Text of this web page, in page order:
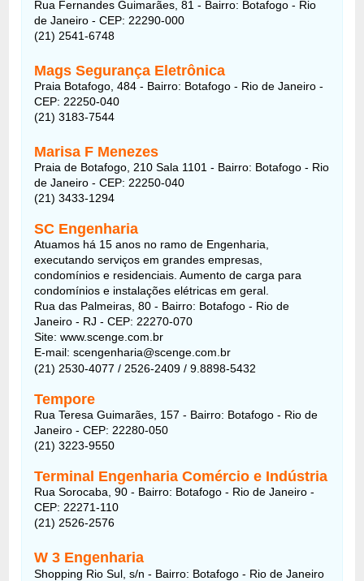
Rua Fernandes Guimarães, 81 - Bairro: Botafogo - Rio
de Janeiro - CEP: 22290-000
(21) 2541-6748
Mags Segurança Eletrônica
Praia Botafogo, 484 - Bairro: Botafogo - Rio de Janeiro -
CEP: 22250-040
(21) 3183-7544
Marisa F Menezes
Praia de Botafogo, 210 Sala 1101 - Bairro: Botafogo - Rio
de Janeiro - CEP: 22250-040
(21) 3433-1294
SC Engenharia
Atuamos há 15 anos no ramo de Engenharia,
executando serviços em grandes empresas,
condomínios e residenciais. Aumento de carga para
condomínios e instalações elétricas em geral.
Rua das Palmeiras, 80 - Bairro: Botafogo - Rio de
Janeiro - RJ - CEP: 22270-070
Site: www.scenge.com.br
E-mail: scengenharia@scenge.com.br
(21) 2530-4077 / 2526-2409 / 9.8898-5432
Tempore
Rua Teresa Guimarães, 157 - Bairro: Botafogo - Rio de
Janeiro - CEP: 22280-050
(21) 3223-9550
Terminal Engenharia Comércio e Indústria
Rua Sorocaba, 90 - Bairro: Botafogo - Rio de Janeiro -
CEP: 22271-110
(21) 2526-2576
W 3 Engenharia
Shopping Rio Sul, s/n - Bairro: Botafogo - Rio de Janeiro